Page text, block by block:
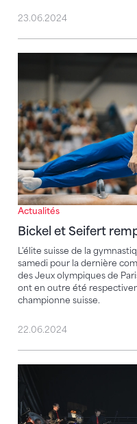
23.06.2024
Actualités
Bickel et Seifert
L'élite suisse de la
samedi pour la dernière
des Jeux olympiques de
ont en outre été
championne suisse.
Bickel et Seifert
22.06.2024
Fêtes de